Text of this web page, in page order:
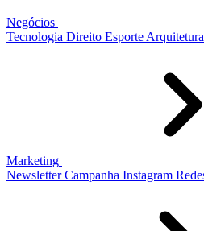
Negócios
Tecnologia Direito Esporte Arquitetura
Marketing
Newsletter Campanha Instagram